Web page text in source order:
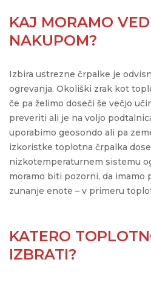
KAJ MORAMO
NAKUPOM?
Izbira ustrezne črpalke je
ogrevanja. Okoliški zrak kot
če pa želimo doseči še večjo
preveriti ali je na voljo
uporabimo geosondo ali pa
izkoristke toplotna črpalka
nizkotemperaturnem sistemu
moramo biti pozorni, da imamo
zunanje enote – v primeru
KATERO
IZBRATI?